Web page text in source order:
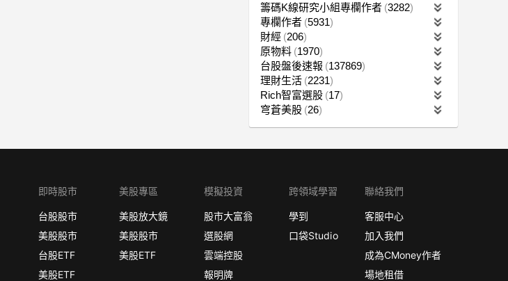
籌碼K線研究小組專欄作者 3282
專欄作者 5931
財經 206
原物料 1970
台股盤後速報 137869
理財生活 2231
Rich智富選股 17
穹蒼美股 26
即時股市
台股股市
美股股市
台股ETF
美股ETF
美股專區
美股放大鏡
美股股市
美股ETF
模擬投資
股市大富翁
選股網
雲端控股
報明牌
跨領域學習
學到
口袋Studio
聯絡我們
客服中心
加入我們
成為CMoney作者
場地租借